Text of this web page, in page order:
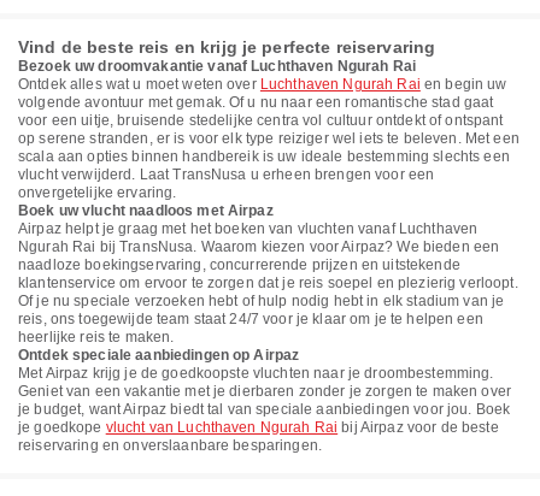
Vind de beste reis en krijg je perfecte reiservaring
Bezoek uw droomvakantie vanaf Luchthaven Ngurah Rai
Ontdek alles wat u moet weten over Luchthaven Ngurah Rai en begin uw
volgende avontuur met gemak. Of u nu naar een romantische stad gaat
voor een uitje, bruisende stedelijke centra vol cultuur ontdekt of ontspant
op serene stranden, er is voor elk type reiziger wel iets te beleven. Met een
scala aan opties binnen handbereik is uw ideale bestemming slechts een
vlucht verwijderd. Laat TransNusa u erheen brengen voor een
onvergetelijke ervaring.
Boek uw vlucht naadloos met Airpaz
Airpaz helpt je graag met het boeken van vluchten vanaf Luchthaven
Ngurah Rai bij TransNusa. Waarom kiezen voor Airpaz? We bieden een
naadloze boekingservaring, concurrerende prijzen en uitstekende
klantenservice om ervoor te zorgen dat je reis soepel en plezierig verloopt.
Of je nu speciale verzoeken hebt of hulp nodig hebt in elk stadium van je
reis, ons toegewijde team staat 24/7 voor je klaar om je te helpen een
heerlijke reis te maken.
Ontdek speciale aanbiedingen op Airpaz
Met Airpaz krijg je de goedkoopste vluchten naar je droombestemming.
Geniet van een vakantie met je dierbaren zonder je zorgen te maken over
je budget, want Airpaz biedt tal van speciale aanbiedingen voor jou. Boek
je goedkope vlucht van Luchthaven Ngurah Rai bij Airpaz voor de beste
reiservaring en onverslaanbare besparingen.